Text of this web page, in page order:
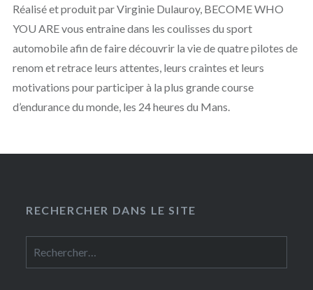
Réalisé et produit par Virginie Dulauroy, BECOME WHO
YOU ARE vous entraine dans les coulisses du sport
automobile afin de faire découvrir la vie de quatre pilotes de
renom et retrace leurs attentes, leurs craintes et leurs
motivations pour participer à la plus grande course
d’endurance du monde, les 24 heures du Mans.
RECHERCHER DANS LE SITE